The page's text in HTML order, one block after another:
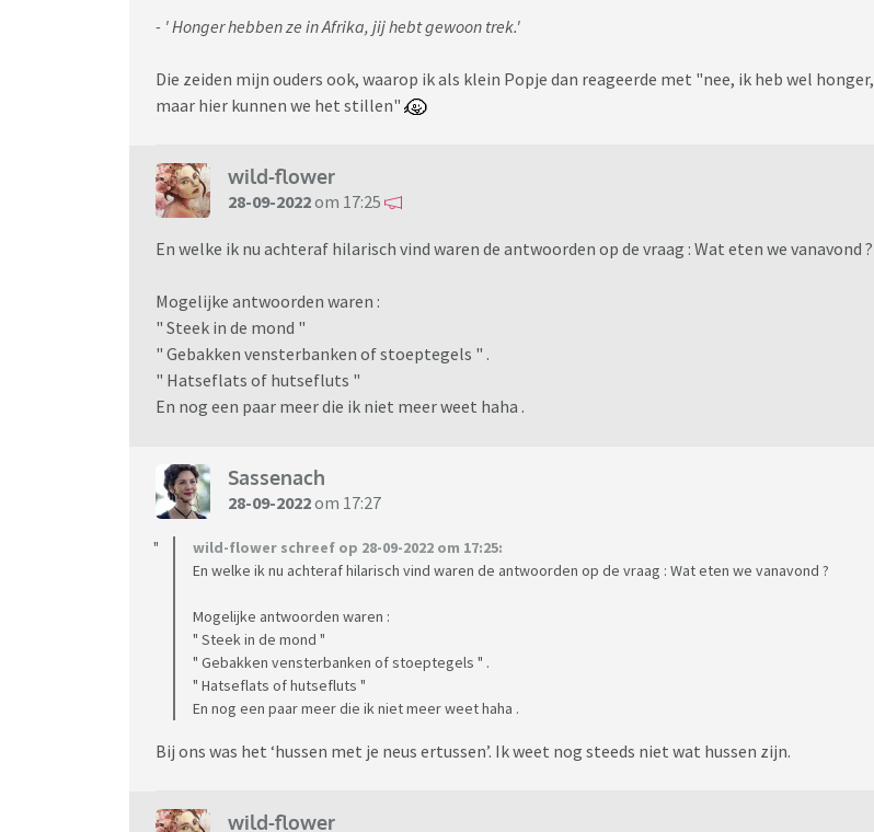
- ' Honger hebben ze in Afrika, jij hebt gewoon trek.'
Die zeiden mijn ouders ook, waarop ik als klein Popje dan reageerde met "nee, ik heb wel honger,
maar hier kunnen we het stillen"
wild-flower
28-09-2022om 17:25
En welke ik nu achteraf hilarisch vind waren de antwoorden op de vraag : Wat eten we vanavond ?
Mogelijke antwoorden waren :
" Steek in de mond "
" Gebakken vensterbanken of stoeptegels " .
" Hatseflats of hutsefluts "
En nog een paar meer die ik niet meer weet haha .
Sassenach
28-09-2022om 17:27
wild-flower schreef op 28-09-2022 om 17:25:
En welke ik nu achteraf hilarisch vind waren de antwoorden op de vraag : Wat eten we vanavond ?
Mogelijke antwoorden waren :
" Steek in de mond "
" Gebakken vensterbanken of stoeptegels " .
" Hatseflats of hutsefluts "
En nog een paar meer die ik niet meer weet haha .
Bij ons was het ‘hussen met je neus ertussen’. Ik weet nog steeds niet wat hussen zijn.
wild-flower